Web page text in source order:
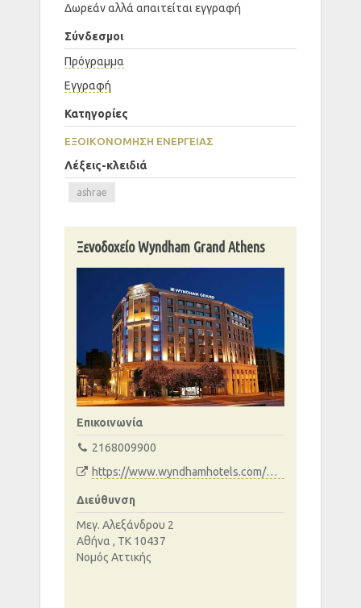
Δωρεάν αλλά απαιτείται εγγραφή
Σύνδεσμοι
Πρόγραμμα
Εγγραφή
Κατηγορίες
ΕΞΟΙΚΟΝΟΜΗΣΗ ΕΝΕΡΓΕΙΑΣ
Λέξεις-κλειδιά
ashrae
Ξενοδοχείο Wyndham Grand Athens
Επικοινωνία
2168009900
https://www.wyndhamhotels.com/wyndham-grand/athens-greece/wyndham-grand-athens/overview
Διεύθυνση
Μεγ. Αλεξάνδρου 2
Αθήνα , ΤΚ 10437
Νομός Αττικής